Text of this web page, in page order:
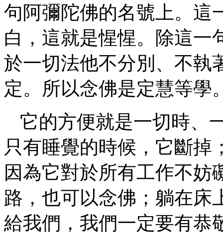
句阿彌陀佛的名號上。這
白，這就是惺惺。除這一
於一切法他不分別、不執
定。所以念佛是定慧等學
它的方便就是一切時、
只有睡覺的時候，它斷掉
因為它對於所有工作不妨
路，也可以念佛；躺在床
給我們，我們一定要有恭